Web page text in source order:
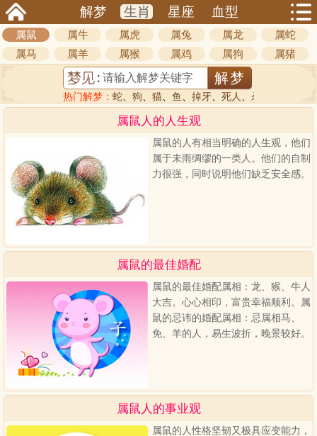
解梦 生肖 星座 血型
属鼠 属牛 属虎 属兔 属龙
属蛇
属马
属羊 属猴 属鸡 属狗 属猪
热门解梦： 蛇、 狗、 猫、 鱼 、 掉牙、 死人 、 杀人
属鼠人的人生观
属鼠的人有相当明确的人生观，他们
属于未雨绸缪的一类人。他们的自制
力很强，同时说明他们缺乏安全感。
属鼠的最佳婚配
属鼠的最佳婚配属相：龙、猴、牛人
大吉。心心相印，富贵幸福顺利。属
鼠的忌讳的婚配属相：忌属相马、
免、羊的人，易生波折，晚景较好。
属鼠人的事业观
属鼠的人性格坚韧又极具应变能力，